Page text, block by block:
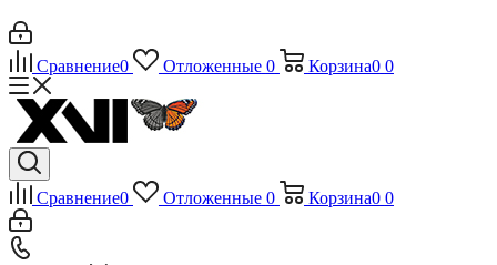
Сравнение0 Отложенные 0 Корзина0 0
Сравнение0 Отложенные 0 Корзина0 0